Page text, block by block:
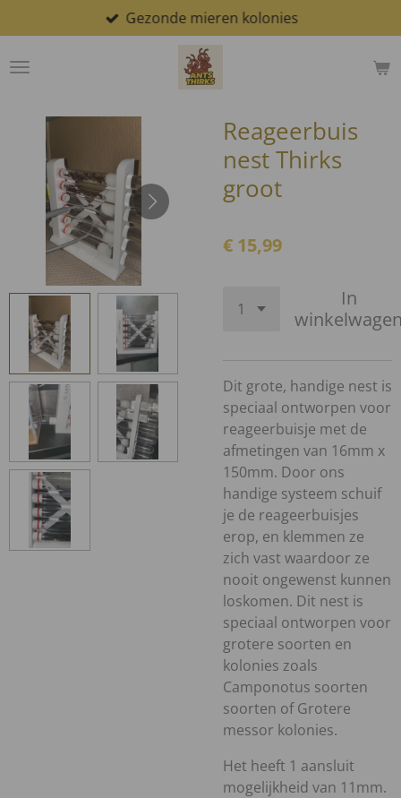
direct
naar
Gezonde mieren kolonies
Reageerbuis
nest Thirks
groot
€ 15,99
In
Dit grote, handige nest is
speciaal ontworpen voor
reageerbuisje met de
afmetingen van 16mm x
150mm. Door ons
handige systeem schuif
je de reageerbuisjes
erop, en klemmen ze
zich vast waardoor ze
nooit ongewenst kunnen
loskomen. Dit nest is
speciaal ontworpen voor
grotere soorten en
kolonies zoals
Camponotus soorten
soorten of Grotere
messor kolonies.
Het heeft 1 aansluit
mogelijkheid van 11mm.